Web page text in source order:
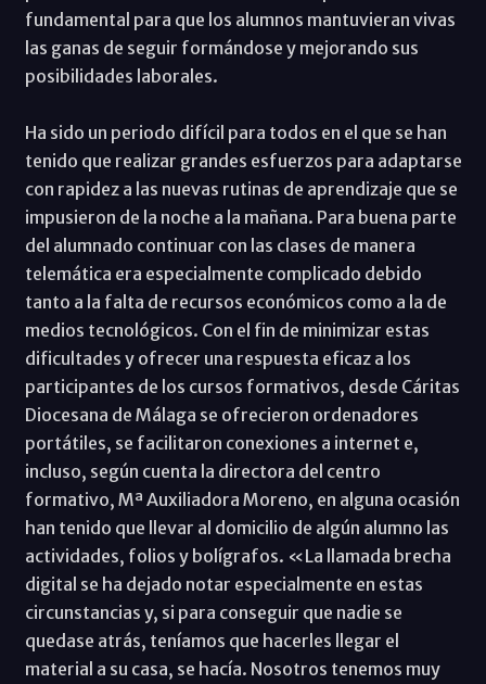
fundamental para que los alumnos mantuvieran vivas
las ganas de seguir formándose y mejorando sus
posibilidades laborales.
Ha sido un periodo difícil para todos en el que se han
tenido que realizar grandes esfuerzos para adaptarse
con rapidez a las nuevas rutinas de aprendizaje que se
impusieron de la noche a la mañana. Para buena parte
del alumnado continuar con las clases de manera
telemática era especialmente complicado debido
tanto a la falta de recursos económicos como a la de
medios tecnológicos. Con el fin de minimizar estas
dificultades y ofrecer una respuesta eficaz a los
participantes de los cursos formativos, desde Cáritas
Diocesana de Málaga se ofrecieron ordenadores
portátiles, se facilitaron conexiones a internet e,
incluso, según cuenta la directora del centro
formativo, Mª Auxiliadora Moreno, en alguna ocasión
han tenido que llevar al domicilio de algún alumno las
actividades, folios y bolígrafos. «La llamada brecha
digital se ha dejado notar especialmente en estas
circunstancias y, si para conseguir que nadie se
quedase atrás, teníamos que hacerles llegar el
material a su casa, se hacía. Nosotros tenemos muy